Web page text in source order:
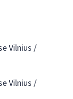
Vilnius /
Vilnius /